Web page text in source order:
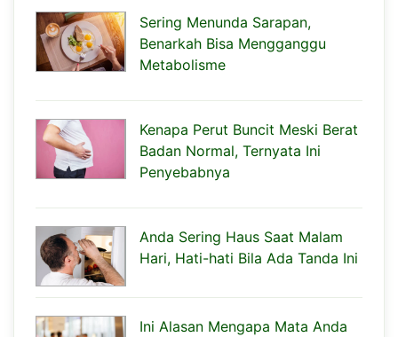
Sering Menunda Sarapan,
Benarkah Bisa Mengganggu
Metabolisme
Kenapa Perut Buncit Meski Berat
Badan Normal, Ternyata Ini
Penyebabnya
Anda Sering Haus Saat Malam
Hari, Hati-hati Bila Ada Tanda Ini
Ini Alasan Mengapa Mata Anda